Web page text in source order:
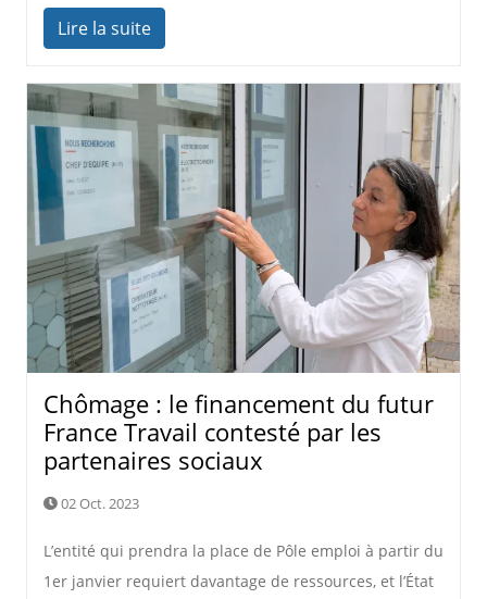
Lire la suite
Chômage : le financement du futur
France Travail contesté par les
partenaires sociaux
02 Oct. 2023
L’entité qui prendra la place de Pôle emploi à partir du
1er janvier requiert davantage de ressources, et l’État